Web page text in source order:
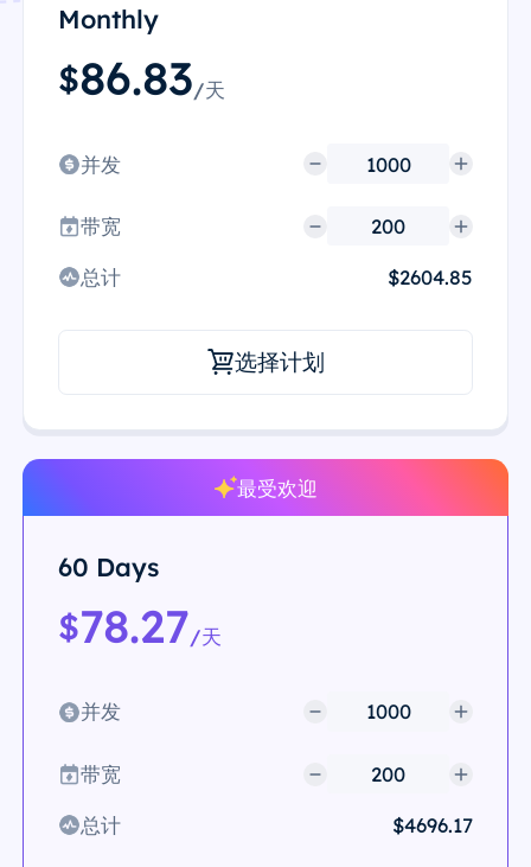
Monthly
$86.83/天
并发
带宽
总计 $2604.85
选择计划
最受欢迎
60 Days
$78.27/天
并发
带宽
总计 $4696.17